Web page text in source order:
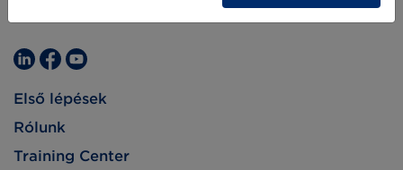
Első lépések
Rólunk
Training Center